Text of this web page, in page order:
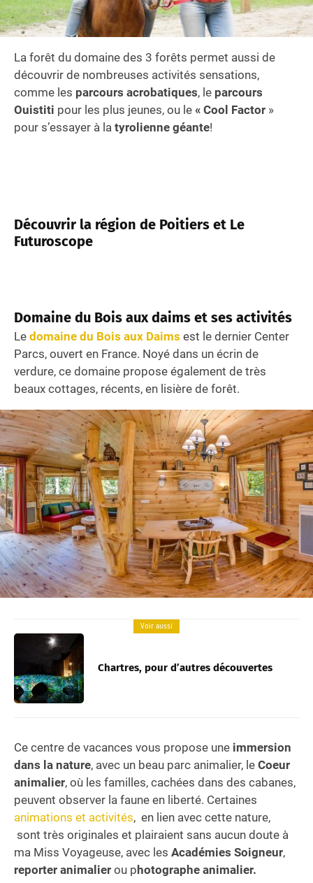
La forêt du domaine des 3 forêts permet aussi de
découvrir de nombreuses activités sensations,
comme les parcours acrobatiques, le parcours
Ouistiti pour les plus jeunes, ou le « Cool Factor »
pour s’essayer à la tyrolienne géante!
Découvrir la région de Poitiers et Le
Futuroscope
Domaine du Bois aux daims et ses activités
Le domaine du Bois aux Daims est le dernier Center
Parcs, ouvert en France. Noyé dans un écrin de
verdure, ce domaine propose également de très
beaux cottages, récents, en lisière de forêt.
Voir aussi
Chartres, pour d’autres découvertes
Ce centre de vacances vous propose une immersion
dans la nature, avec un beau parc animalier, le Coeur
animalier, où les familles, cachées dans des cabanes,
peuvent observer la faune en liberté. Certaines
animations et activités, en lien avec cette nature,
sont très originales et plairaient sans aucun doute à
ma Miss Voyageuse, avec les Académies Soigneur,
reporter animalier ou p hotographe animalier.